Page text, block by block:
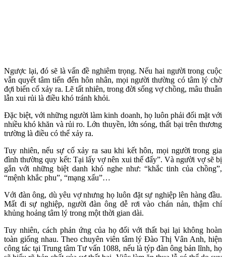
Ngược lại, đó sẽ là vấn đề nghiêm trọng. Nếu hai người trong cuộc
vẫn quyết tâm tiến đến hôn nhân, mọi người thường có tâm lý chờ
đợi biến cố xảy ra. Lẽ tất nhiên, trong đời sống vợ chồng, mâu thuẫn
lẫn xui rủi là điều khó tránh khỏi.
Đặc biệt, với những người làm kinh doanh, họ luôn phải đối mặt với
nhiều khó khăn và rủi ro. Lớn thuyền, lớn sóng, thất bại trên thương
trường là điều có thể xảy ra.
Tuy nhiên, nếu sự cố xảy ra sau khi kết hôn, mọi người trong gia
đình thường quy kết: Tại lấy vợ nên xui thế đấy”. Và người vợ sẽ bị
gắn với những biệt danh khó nghe như: “khắc tinh của chồng”,
“mệnh khắc phu”, “mạng xấu”…
Với đàn ông, dù yêu vợ nhưng họ luôn đặt sự nghiệp lên hàng đầu.
Mất đi sự nghiệp, người đàn ông dễ rơi vào chán nản, thậm chí
khủng hoảng tâm lý trong một thời gian dài.
Tuy nhiên, cách phản ứng của họ đối với thất bại lại không hoàn
toàn giống nhau. Theo chuyên viên tâm lý Đào Thị Vân Anh, hiện
công tác tại Trung tâm Tư vấn 1088, nếu là týp đàn ông bản lĩnh, họ